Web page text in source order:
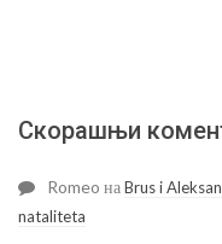
Скорашњи
Romeo наBrus i
nataliteta